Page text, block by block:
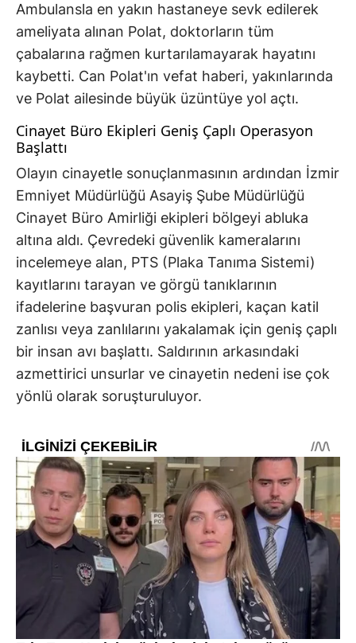
Ambulansla en yakın hastaneye sevk edilerek
ameliyata alınan Polat, doktorların tüm
çabalarına rağmen kurtarılamayarak hayatını
kaybetti. Can Polat'ın vefat haberi, yakınlarında
ve Polat ailesinde büyük üzüntüye yol açtı.
Cinayet Büro Ekipleri Geniş Çaplı Operasyon
Başlattı
Olayın cinayetle sonuçlanmasının ardından İzmir
Emniyet Müdürlüğü Asayiş Şube Müdürlüğü
Cinayet Büro Amirliği ekipleri bölgeyi abluka
altına aldı. Çevredeki güvenlik kameralarını
incelemeye alan, PTS (Plaka Tanıma Sistemi)
kayıtlarını tarayan ve görgü tanıklarının
ifadelerine başvuran polis ekipleri, kaçan katil
zanlısı veya zanlılarını yakalamak için geniş çaplı
bir insan avı başlattı. Saldırının arkasındaki
azmettirici unsurlar ve cinayetin nedeni ise çok
yönlü olarak soruşturuluyor.